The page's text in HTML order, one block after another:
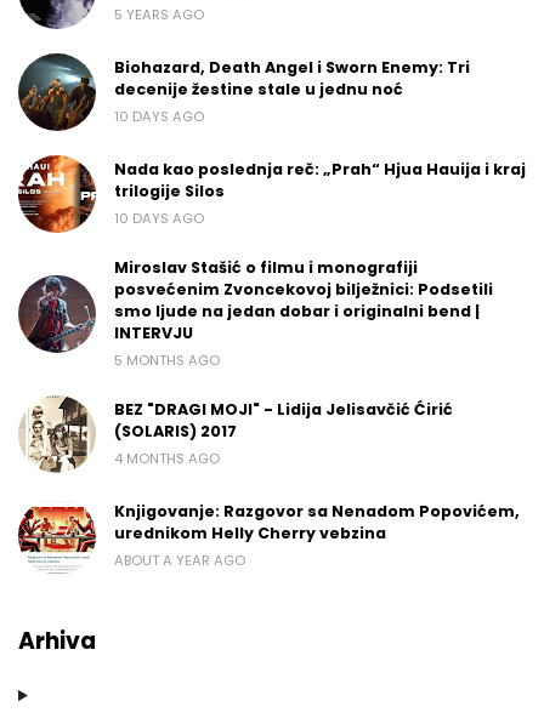
5 YEARS AGO
Biohazard, Death Angel i Sworn Enemy: Tri
decenije žestine stale u jednu noć
10 DAYS AGO
Nada kao poslednja reč: „Prah“ Hjua Hauija i kraj
trilogije Silos
10 DAYS AGO
Miroslav Stašić o filmu i monografiji
posvećenim Zvoncekovoj bilježnici: Podsetili
smo ljude na jedan dobar i originalni bend |
INTERVJU
5 MONTHS AGO
BEZ "DRAGI MOJI" - Lidija Jelisavčić Ćirić
(SOLARIS) 2017
4 MONTHS AGO
Knjigovanje: Razgovor sa Nenadom Popovićem,
urednikom Helly Cherry vebzina
ABOUT A YEAR AGO
Arhiva